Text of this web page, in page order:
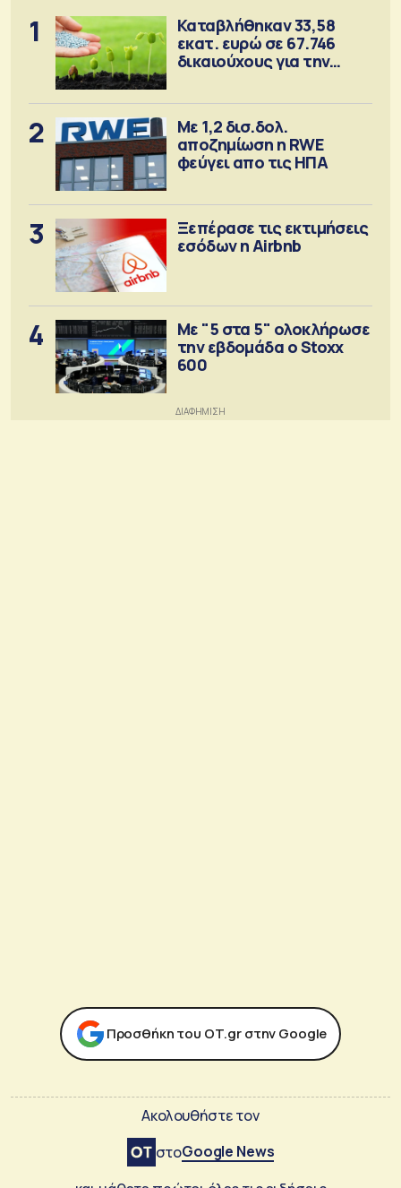
1
Καταβλήθηκαν 33,58
εκατ. ευρώ σε 67.746
δικαιούχους για την
2
Με 1,2 δισ.δολ.
αποζημίωση η RWE
φεύγει απο τις ΗΠΑ
3
Ξεπέρασε τις εκτιμήσεις
εσόδων η Airbnb
4
Με "5 στα 5" ολοκλήρωσε
την εβδομάδα ο Stoxx
600
Προσθήκη του ΟΤ.gr στην Google
Ακολουθήστε τον
στοGoogle News